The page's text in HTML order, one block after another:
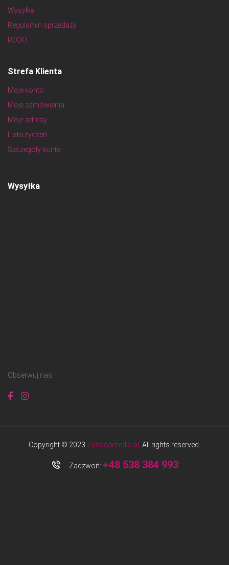
Wysyłka
Regulamin sprzedaży
RODO
Strefa Klienta
Moje konto
Moje zamówienia
Moje adresy
Lista życzeń
Szczegóły konta
Wysyłka
Obserwuj nas
Copyright © 2023 Zasadamedia.pl . All rights reserved.
Zadzwoń: +48 538 384 993